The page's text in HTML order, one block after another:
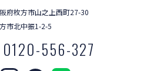
府枚方市山之上西町27-30
市北中振1-2-5
0120-556-327